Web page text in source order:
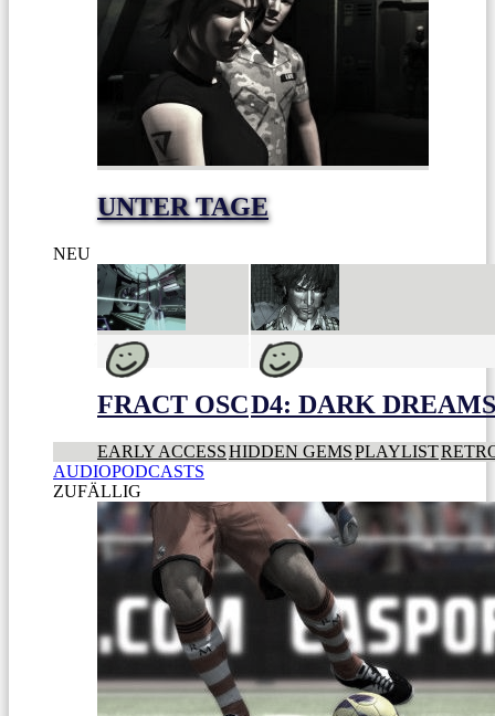
UNTER TAGE
NEU
FRACT OSCD4: DARK
EARLY ACCESSHIDDEN GEMSPLAYLIST
AUDIOPODCASTS
ZUFÄLLIG